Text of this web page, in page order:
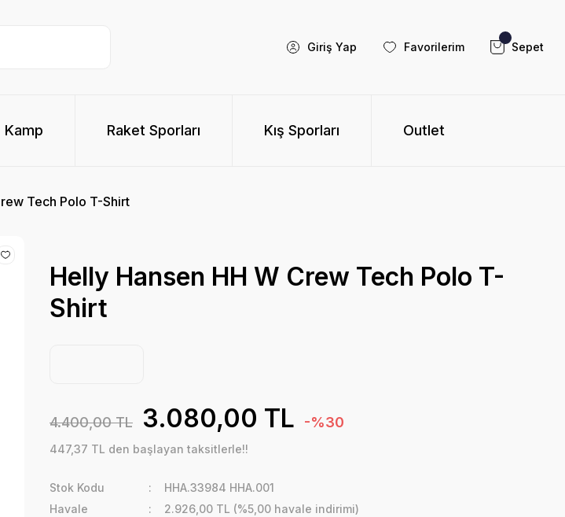
Giriş Yap Favorilerim Sepet
Kamp Raket Sporları Kış Sporları Outlet
Tech Polo T-Shirt
Helly Hansen HH W Crew Tech Polo T-
Shirt
4.400,00 TL 3.080,00 TL -%30
447,37 TL den başlayan taksitlerle!!
Stok Kodu
HHA.33984 HHA.001
Havale
2.926,00 TL (%5,00 havale indirimi)